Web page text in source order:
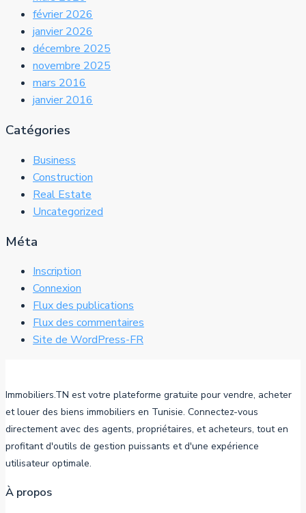
février 2026
janvier 2026
décembre 2025
novembre 2025
mars 2016
janvier 2016
Catégories
Business
Construction
Real Estate
Uncategorized
Méta
Inscription
Connexion
Flux des publications
Flux des commentaires
Site de WordPress-FR
Immobiliers.TN est votre plateforme gratuite pour vendre, acheter
et louer des biens immobiliers en Tunisie. Connectez-vous
directement avec des agents, propriétaires, et acheteurs, tout en
profitant d'outils de gestion puissants et d'une expérience
utilisateur optimale.
À propos